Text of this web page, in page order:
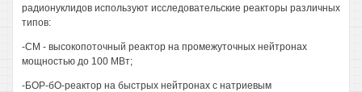
радионуклидов используют исследовательские реакторы различных
типов:
-СМ - высокопоточный реактор на промежуточных нейтронах
мощностью до 100 МВт;
-БОР-бО-реактор на быстрых нейтронах с натриевым